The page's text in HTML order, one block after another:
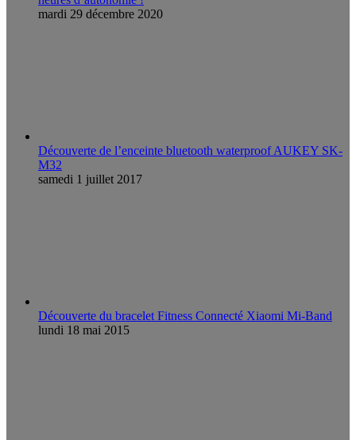
mardi 29 décembre 2020
Découverte de l’enceinte bluetooth waterproof AUKEY SK-
M32
samedi 1 juillet 2017
Découverte du bracelet Fitness Connecté Xiaomi Mi-Band
lundi 18 mai 2015